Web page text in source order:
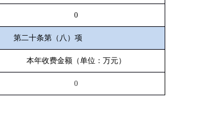
0
第二十条第（八）项
本年收费金额（单位：万元）
0